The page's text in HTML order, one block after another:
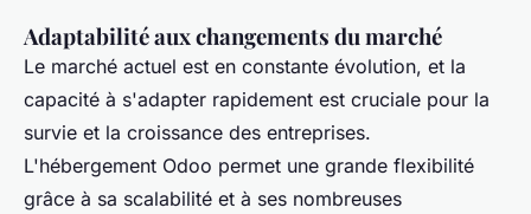
Adaptabilité aux changements du marché
Le marché actuel est en constante évolution, et la
capacité à s'adapter rapidement est cruciale pour la
survie et la croissance des entreprises.
L'hébergement Odoo permet une grande flexibilité
grâce à sa scalabilité et à ses nombreuses